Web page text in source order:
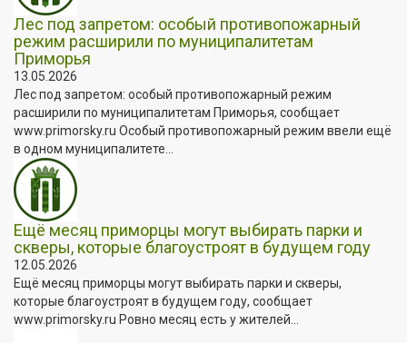
Лес под запретом: особый противопожарный
режим расширили по муниципалитетам
Приморья
13.05.2026
Лес под запретом: особый противопожарный режим
расширили по муниципалитетам Приморья, сообщает
www.primorsky.ru Особый противопожарный режим ввели ещё
в одном муниципалитете...
Ещё месяц приморцы могут выбирать парки и
скверы, которые благоустроят в будущем году
12.05.2026
Ещё месяц приморцы могут выбирать парки и скверы,
которые благоустроят в будущем году, сообщает
www.primorsky.ru Ровно месяц есть у жителей...